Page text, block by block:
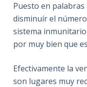
Puesto en palabras
disminuír el
sistema
por muy bien que
Efectivamente la
son lugares muy